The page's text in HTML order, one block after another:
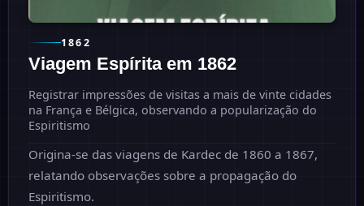
1862
Viagem Espírita em 1862
Registrar impressões de visitas a mais de vinte cidades
na França e Bélgica, observando a popularização do
Espiritismo
Origina-se das viagens de Kardec de 1860 a 1867,
relatando observações sobre a propagação do
Espiritismo.